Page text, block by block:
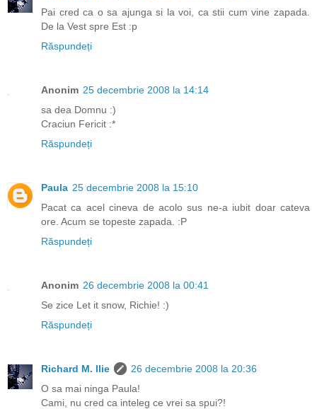
Pai cred ca o sa ajunga si la voi, ca stii cum vine zapada.
De la Vest spre Est :p
Răspundeți
Anonim 25 decembrie 2008 la 14:14
sa dea Domnu :)
Craciun Fericit :*
Răspundeți
Paula 25 decembrie 2008 la 15:10
Pacat ca acel cineva de acolo sus ne-a iubit doar cateva
ore. Acum se topeste zapada. :P
Răspundeți
Anonim 26 decembrie 2008 la 00:41
Se zice Let it snow, Richie! :)
Răspundeți
Richard M. Ilie
26 decembrie 2008 la 20:36
O sa mai ninga Paula!
Cami, nu cred ca inteleg ce vrei sa spui?!